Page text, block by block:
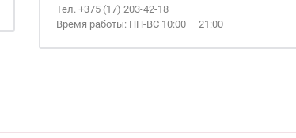
Тел. +375 (17) 203-42-18
Время работы: ПН-ВС 10:00 — 21:00